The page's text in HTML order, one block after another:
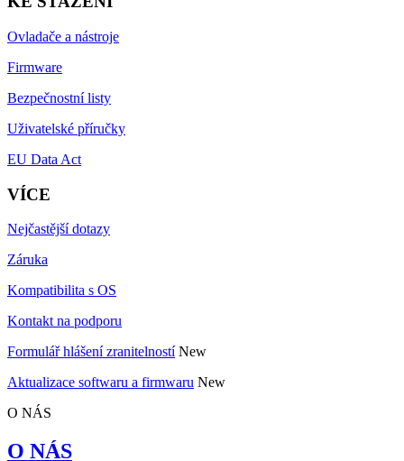
Ovladače a nástroje
Firmware
Bezpečnostní listy
Uživatelské příručky
EU Data Act
VÍCE
Nejčastější dotazy
Záruka
Kompatibilita s OS
Kontakt na podporu
Formulář hlášení zranitelností New
Aktualizace softwaru a firmwaru New
O NÁS
O NÁS